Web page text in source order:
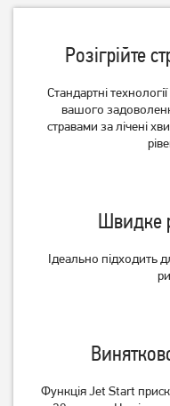
Мікрохвильова піч LG MS
2042 DB
Мікрохвильова піч
Розігрійте
Стандартні
вашого
стравами за лічені
Швидке
Ідеально підходить
Функція Jet Start